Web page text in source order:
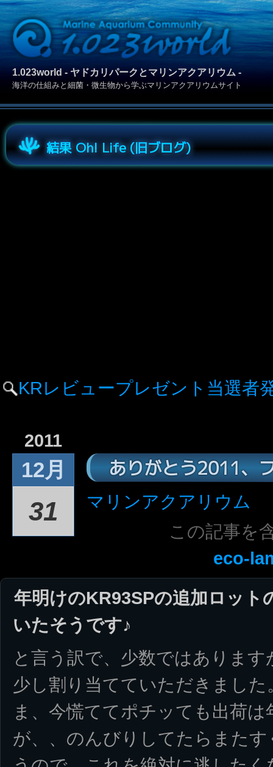
1.023world - ヤドカリパークとマリンアクアリウム -
海洋の仕組みと細菌・微生物から学ぶマリンアクアリウムサイト
結果 Oh! Life (旧ブログ)
KRレビュープレゼント当選者
2011
12月
31
ありがとう2011、
マリンアクアリウム
この記事を
eco-
年明けのKR93SPの追加ロット
いたそうです♪
と言う訳で、少数ではありま
少し割り当てていただきました
ま、今慌ててポチッても出荷
が、、のんびりしてたらまた